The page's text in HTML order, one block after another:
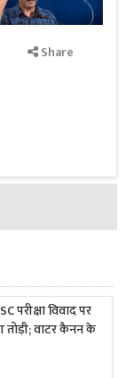
Share
परीक्षा विवाद पर
तोड़ी; वाटर कैनन के